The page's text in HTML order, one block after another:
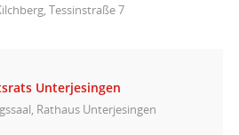
Tessinstraße 7
Unterjesingen
Rathaus Unterjesingen